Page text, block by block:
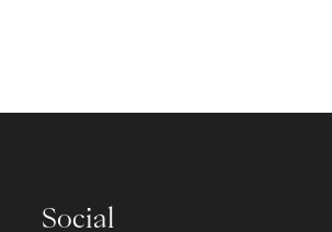
Social